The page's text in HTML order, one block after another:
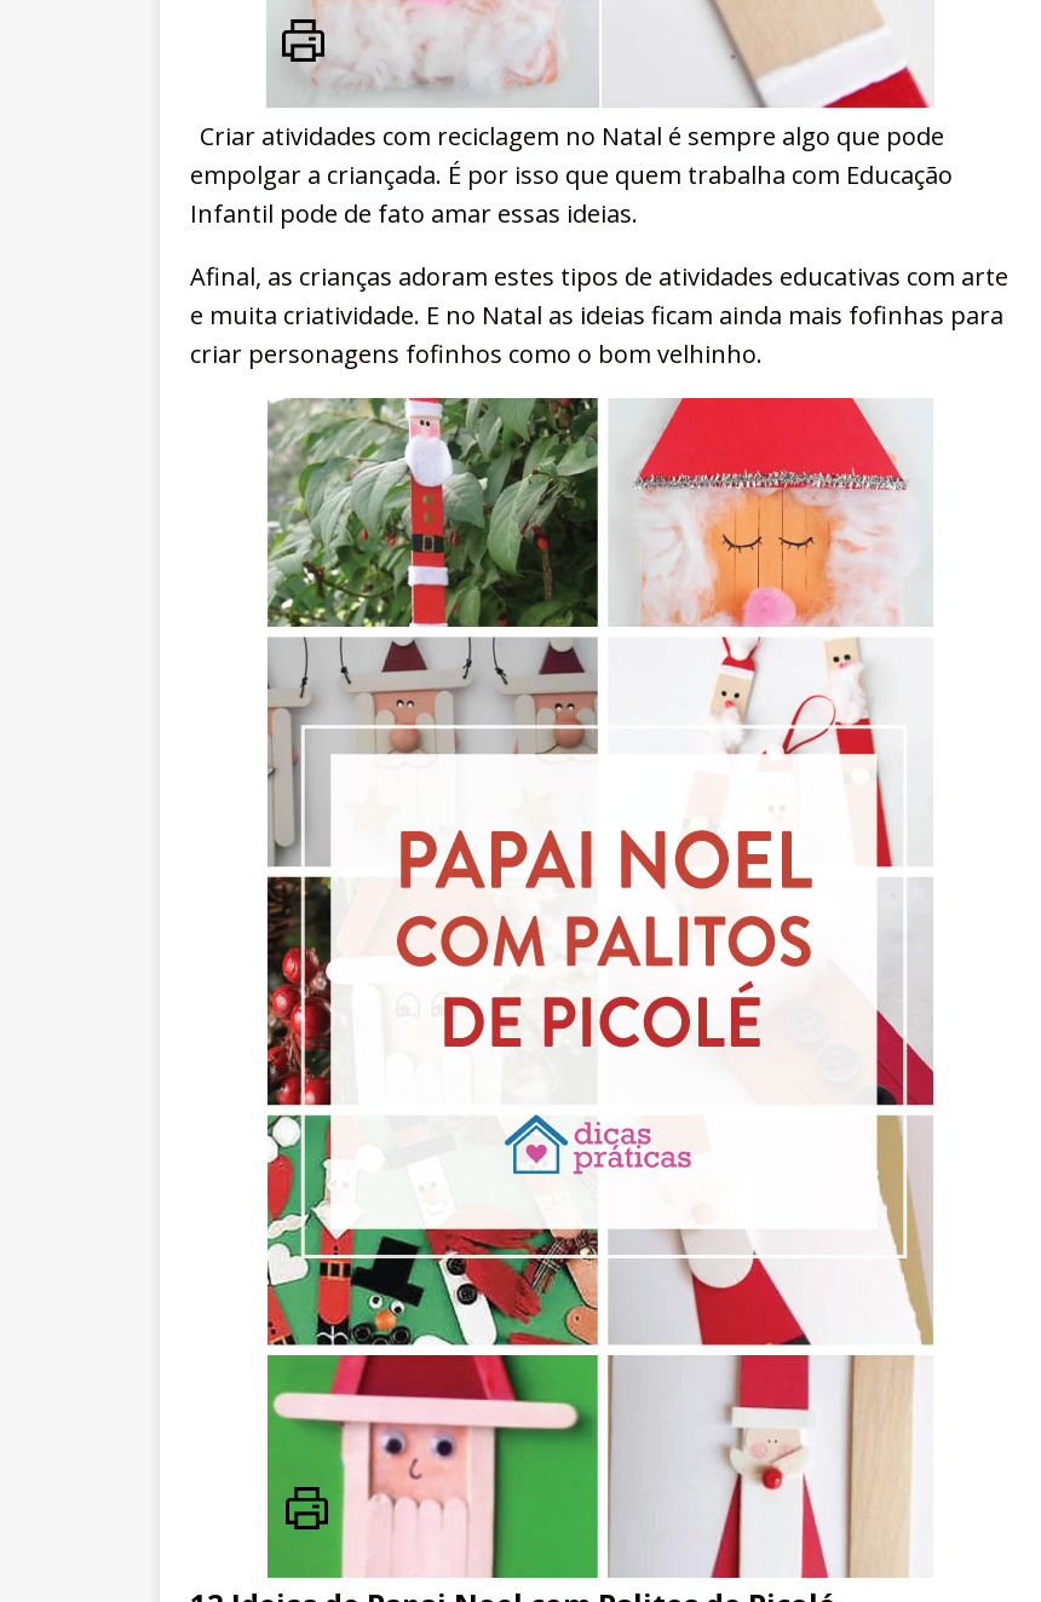
Criar atividades com reciclagem no Natal é sempre algo que pode
empolgar a criançada. É por isso que quem trabalha com Educação
Infantil pode de fato amar essas ideias.
Afinal, as crianças adoram estes tipos de atividades educativas com arte
e muita criatividade. E no Natal as ideias ficam ainda mais fofinhas para
criar personagens fofinhos como o bom velhinho.